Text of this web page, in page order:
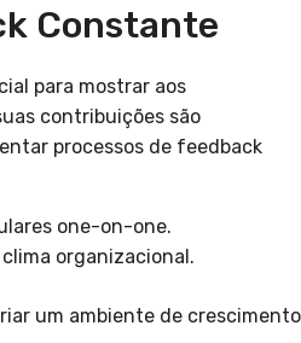
Constante
para mostrar aos
contribuições são
processos de feedback
one-on-one.
organizacional.
um ambiente de crescimento